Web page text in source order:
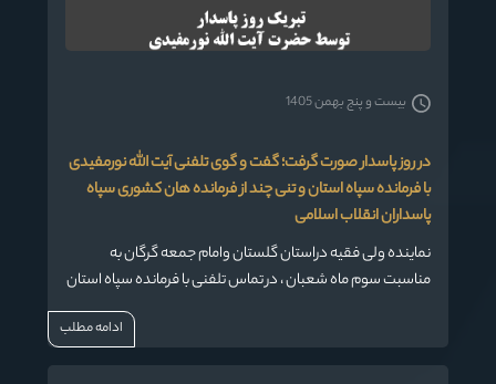
در روز پاسدار صورت گرفت؛ گفت و گوی تلفنی آیت الله نورمفیدی
با فرمانده سپاه استان و تنی چند از فرمانده هان کشوری سپاه
پاسداران انقلاب اسلامی
نماینده ولی فقیه دراستان گلستان وامام جمعه گرگان به
مناسبت سوم ماه شعبان ، در تماس تلفنی با فرمانده سپاه استان
گلستان، مناسبت میلاد حضرت امام حسین (ع) و روز پاسدار را
بیست و پنج بهمن 1405
ادامه مطلب